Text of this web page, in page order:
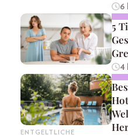
6
5
4
ENTGELTLICHE